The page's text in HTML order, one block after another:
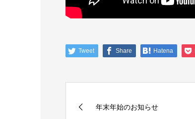
Tweet Share Hatena
年末年始のお知らせ